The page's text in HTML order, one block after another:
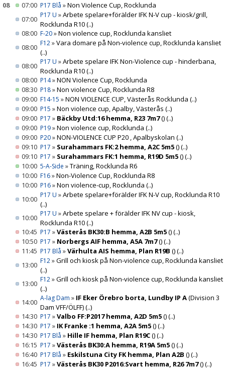
08
07:00 P17 Blå »Non Violence Cup, Rocklunda
07:00 P17 U »Arbete spelare+förälder IFK N-V cup - kiosk/grill,
Rocklunda R10(..)
08:00 F-20»Non violence cup, Rocklunda kansliet
08:00 F12»Vara domare på Non-violence cup, Rocklunda kansliet
(..)
08:00 P17 U »Arbete spelare IFK Non-Violence cup - hinderbana,
Rocklunda R10(..)
08:00 P14»NON Violence Cup, Rocklunda
08:30 P18»Non violence Cup, Rocklunda R8
09:00 F14-15 »NON VIOLENCE CUP, Västerås Rocklunda (..)
09:00 P15 »Non violence cup, Apalby, Västerås (..)
09:00 P17 » Bäckby Utd:16 hemma, R23 7m7()(..)
09:00 P19»Non violence cup, Rocklunda (..)
09:00 P20»NON-VIOLENCE CUP P20 , Apalbyskolan (..)
09:10 P17 » Surahammars FK:2 hemma, A2C 5m5()(..)
09:10 P17 » Surahammars FK:1 hemma, R19D 5m5()(..)
10:00 5-A-Side »Träning, Rocklunda R6
10:00 F16»Non-Violence Cup, Rocklunda R8
10:00 P16»Non violence-cup, Rocklunda (..)
10:00 P17 U »Arbete spelare+förälder IFK N-V cup, Rocklunda R10
(..)
10:00 P17 U »Arbete spelare + förälder IFK NV cup - kiosk,
Rocklunda R10(..)
10:45 P17 »Västerås BK30:B hemma, A2B 5m5()(..)
10:50 P17 » Norbergs AIF hemma, A5A 7m7()(..)
11:45 P17 Blå »Värhulta AIS hemma, Plan R19B ()(..)
13:00 F12»Grill och kiosk på Non-violence cup, Rocklunda kansliet
(..)
13:00 F12»Grill och kiosk på Non-violence cup, Rocklunda kansliet
(..)
14:00 A-lag Dam » IF Eker Örebro borta, Lundby IP A(Division 3
Dam VFF/ÖLFF)(..)
14:30 P17 »Valbo FF:P2017 hemma, A2D 5m5()(..)
14:30 P17 » IK Franke :1 hemma, A2A 5m5()(..)
14:30 P17 Blå » Hille IF hemma, Plan R19C()(..)
16:15 P17 »Västerås BK30:A hemma, R19A 5m5()(..)
16:40 P17 Blå » Eskilstuna City FK hemma, Plan A2B ()(..)
16:45 P17 »Västerås BK30 P2016:Svart hemma, R26 7m7()(..)